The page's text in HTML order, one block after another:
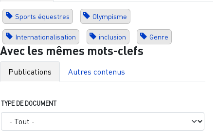
Sports équestres Olympisme
Internationalisation inclusion Genre
Avec les mêmes mots-clefs
Publications Autres contenus
TYPE DE DOCUMENT